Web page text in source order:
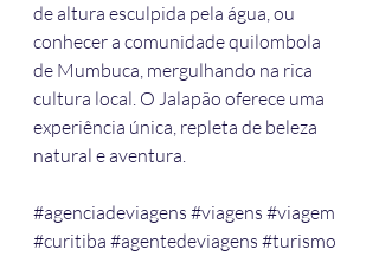
de altura esculpida pela água, ou
conhecer a comunidade quilombola
de Mumbuca, mergulhando na rica
cultura local. O Jalapão oferece uma
experiência única, repleta de beleza
natural e aventura.
#agenciadeviagens #viagens #viagem
#curitiba #agentedeviagens #turismo